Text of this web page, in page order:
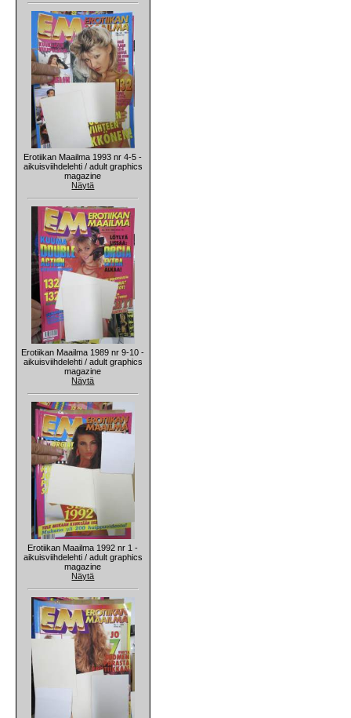
Erotiikan Maailma 1993 nr 4-5 -
aikuisviihdelehti / adult graphics
magazine
Näytä
Erotiikan Maailma 1989 nr 9-10 -
aikuisviihdelehti / adult graphics
magazine
Näytä
Erotiikan Maailma 1992 nr 1 -
aikuisviihdelehti / adult graphics
magazine
Näytä